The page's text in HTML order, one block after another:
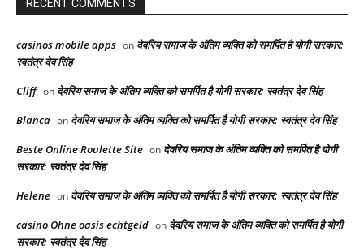
RECENT COMMENTS
casinos mobile apps on देवरिय समाज के अंतिम व्यक्ति को समर्पित है योगी सरकार:
स्वतंत्र देव सिंह
Cliff on देवरिय समाज के अंतिम व्यक्ति को समर्पित है योगी सरकार: स्वतंत्र देव सिंह
Blanca on देवरिय समाज के अंतिम व्यक्ति को समर्पित है योगी सरकार: स्वतंत्र देव सिंह
Beste Online Roulette Site on देवरिय समाज के अंतिम व्यक्ति को समर्पित है योगी
सरकार: स्वतंत्र देव सिंह
Helene on देवरिय समाज के अंतिम व्यक्ति को समर्पित है योगी सरकार: स्वतंत्र देव सिंह
casino Ohne oasis echtgeld on देवरिय समाज के अंतिम व्यक्ति को समर्पित है योगी
सरकार: स्वतंत्र देव सिंह